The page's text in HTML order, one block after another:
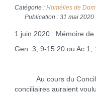
Catégorie : Homélies de
Publication : 31 mai 2020
1 juin 2020 : Mémoire de
Gen. 3, 9-15.20 ou Ac 1,
Au cours du Concile
conciliaires auraient